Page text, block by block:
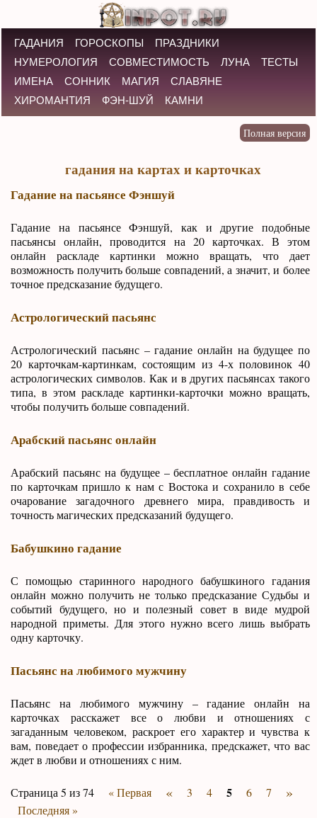
ГАДАНИЯ ГОРОСКОПЫ
ПРАЗДНИКИ
НУМЕРОЛОГИЯ
СОВМЕСТИМОСТЬ ЛУНА
ТЕСТЫ
ИМЕНА
СОННИК МАГИЯ
СЛАВЯНЕ
ХИРОМАНТИЯ
ФЭН-ШУЙ КАМНИ
гадания на картах и карточках
Гадание на пасьянсе Фэншуй
Гадание на пасьянсе Фэншуй, как и другие подобные
пасьянсы онлайн, проводится на 20 карточках. В этом
онлайн раскладе картинки можно вращать, что дает
возможность получить больше совпадений, а значит, и более
точное предсказание будущего.
Астрологический пасьянс
Астрологический пасьянс – гадание онлайн на будущее по
20 карточкам-картинкам, состоящим из 4-х половинок 40
астрологических символов. Как и в других пасьянсах такого
типа, в этом раскладе картинки-карточки можно вращать,
чтобы получить больше совпадений.
Арабский пасьянс онлайн
Арабский пасьянс на будущее – бесплатное онлайн гадание
по карточкам пришло к нам с Востока и сохранило в себе
очарование загадочного древнего мира, правдивость и
точность магических предсказаний будущего.
Бабушкино гадание
С помощью старинного народного бабушкиного гадания
онлайн можно получить не только предсказание Судьбы и
событий будущего, но и полезный совет в виде мудрой
народной приметы. Для этого нужно всего лишь выбрать
одну карточку.
Пасьянс на любимого мужчину
Пасьянс на любимого мужчину – гадание онлайн на
карточках расскажет все о любви и отношениях с
загаданным человеком, раскроет его характер и чувства к
вам, поведает о профессии избранника, предскажет, что вас
ждет в любви и отношениях с ним.
Страница 5 из 74 « Первая « 3 4 5 6 7 »
Последняя »